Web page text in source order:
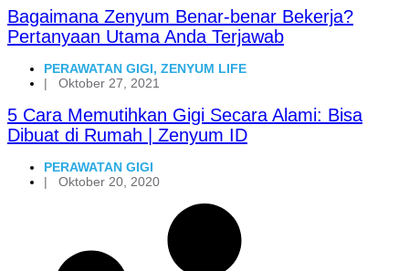
Bagaimana Zenyum Benar-benar Bekerja?
Pertanyaan Utama Anda Terjawab
PERAWATAN GIGI, ZENYUM LIFE
|
Oktober 27, 2021
5 Cara Memutihkan Gigi Secara Alami: Bisa
Dibuat di Rumah | Zenyum ID
PERAWATAN GIGI
|
Oktober 20, 2020